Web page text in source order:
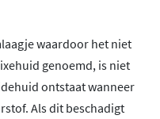
waardoor het niet
genoemd, is niet
ontstaat wanneer
Als dit beschadigt